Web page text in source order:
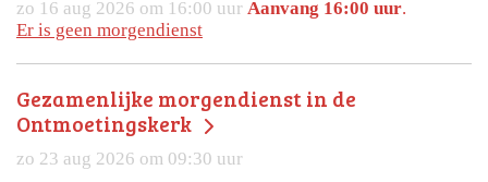
zo 16 aug 2026 om 16:00 uur Aanvang 16:00 uur.
Er is geen morgendienst
Gezamenlijke morgendienst in de
Ontmoetingskerk
zo 23 aug 2026 om 09:30 uur